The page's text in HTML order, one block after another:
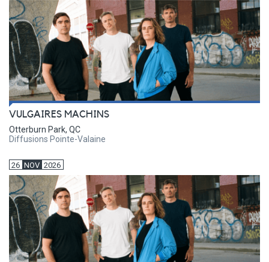
VULGAIRES MACHINS
Otterburn Park, QC
Diffusions Pointe-Valaine
26 NOV 2026